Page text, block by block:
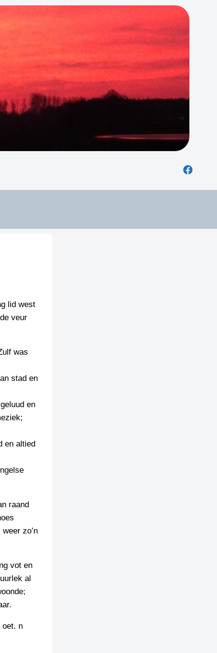
lid west
veur
was
stad en
en
en altied
raand
zo’n
vot en
al
oet. n